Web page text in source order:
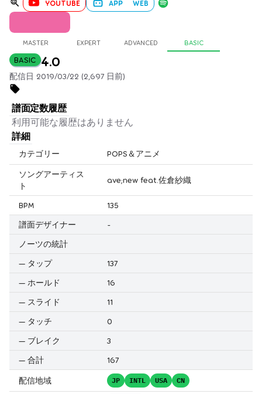
YOUTUBE APP WEB
MASTER EXPERT ADVANCED BASIC
BASIC 4.0
配信日 2019/03/22 (2,697 日前)
譜面定数履歴
利用可能な履歴はありません
詳細
カテゴリー POPS＆アニメ
ソングアーティス
ト
ave;new feat.佐倉紗織
BPM
135
譜面デザイナー
-
ノーツの統計
— タップ
137
— ホールド
16
— スライド
11
— タッチ
0
— ブレイク
3
— 合計 167
配信地域 JP INTL USA CN